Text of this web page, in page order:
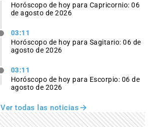
Horóscopo de hoy para Capricornio: 06
de agosto de 2026
03:11
Horóscopo de hoy para Sagitario: 06 de
agosto de 2026
03:11
Horóscopo de hoy para Escorpio: 06 de
agosto de 2026
Ver todas las noticias